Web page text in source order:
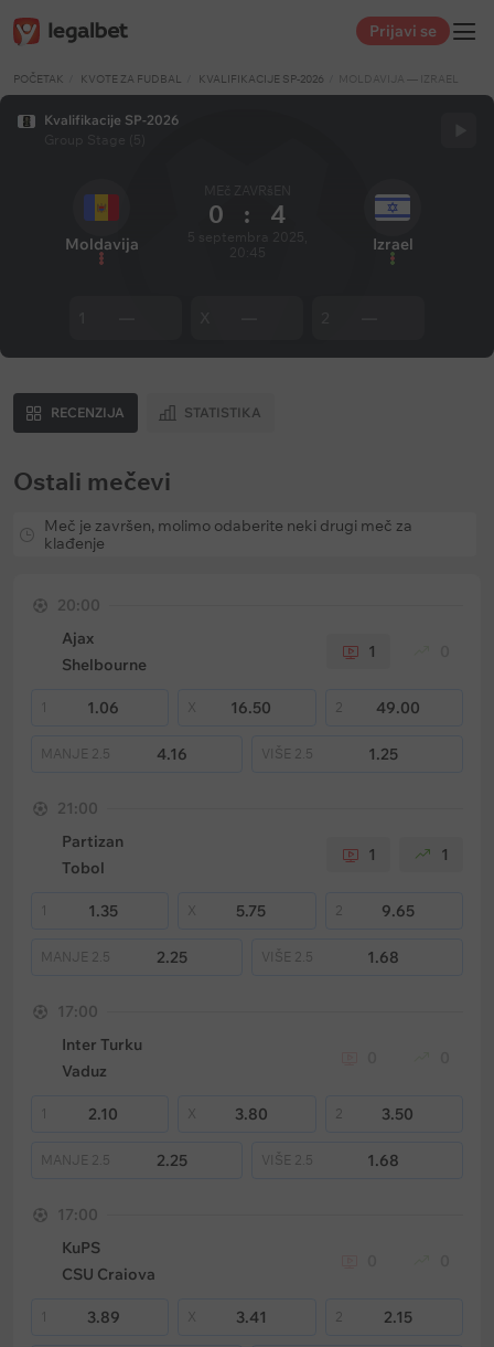
Prijavi se
POČETAK KVOTE ZA FUDBAL KVALIFIKACIJE SP-2026 MOLDAVIJA — IZRAEL
Kvalifikacije SP-2026
Moldavija
MEč ZAVRšEN
0 : 4
Izrael
RECENZIJA STATISTIKA
Ostali mečevi
Meč je završen, molimo odaberite neki drugi meč za
klađenje
20:00
Ajax
Shelbourne
1
1 1.06 16.50 2 49.00
MANJE 2.5 4.16 VIŠE 2.5 1.25
21:00
Partizan
Tobol
1 1
1 1.35 5.75 2 9.65
MANJE 2.5 2.25 VIŠE 2.5 1.68
17:00
Inter Turku
Vaduz
1 2.10 3.80 2 3.50
MANJE 2.5 2.25 VIŠE 2.5 1.68
17:00
KuPS
CSU Craiova
1 3.89 3.41 2 2.15